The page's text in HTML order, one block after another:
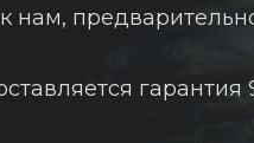
нам,